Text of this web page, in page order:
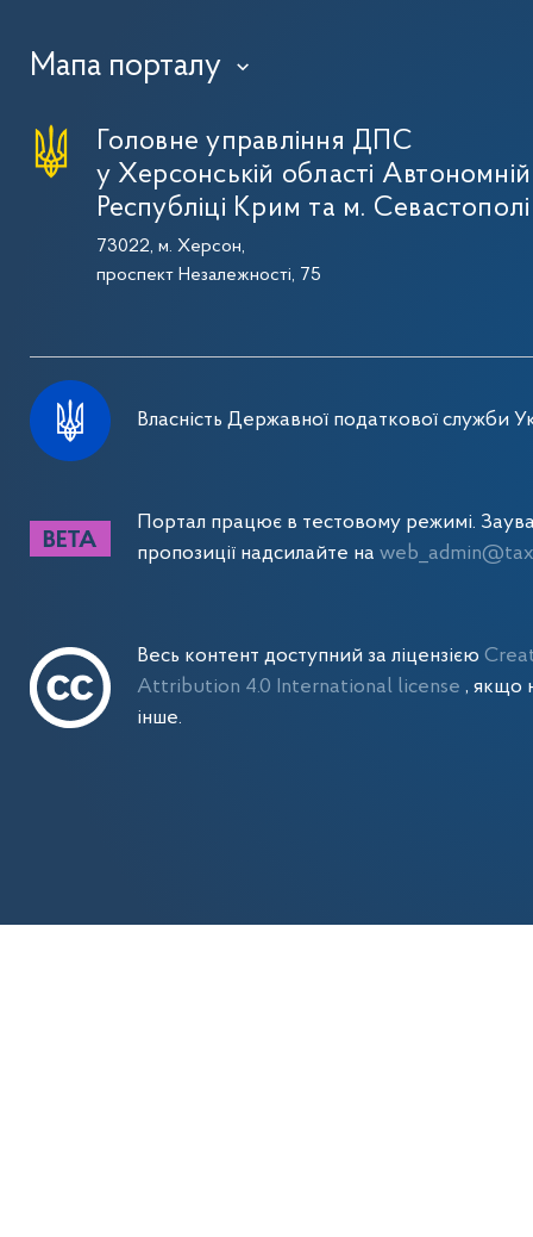
Мапа порталу ›
Головне управління ДПС
у Херсонській області Автономній
Республіці Крим та м. Севастополі
73022, м. Херсон,
проспект Незалежності, 75
Власність Державної податкової служби
Портал працює в тестовому режимі.
пропозиції надсилайте на
Весь контент доступний за ліцензією
Attribution 4.0 International license , якщо
інше.